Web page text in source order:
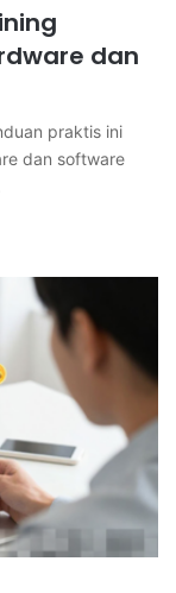
dan
praktis ini
dan software